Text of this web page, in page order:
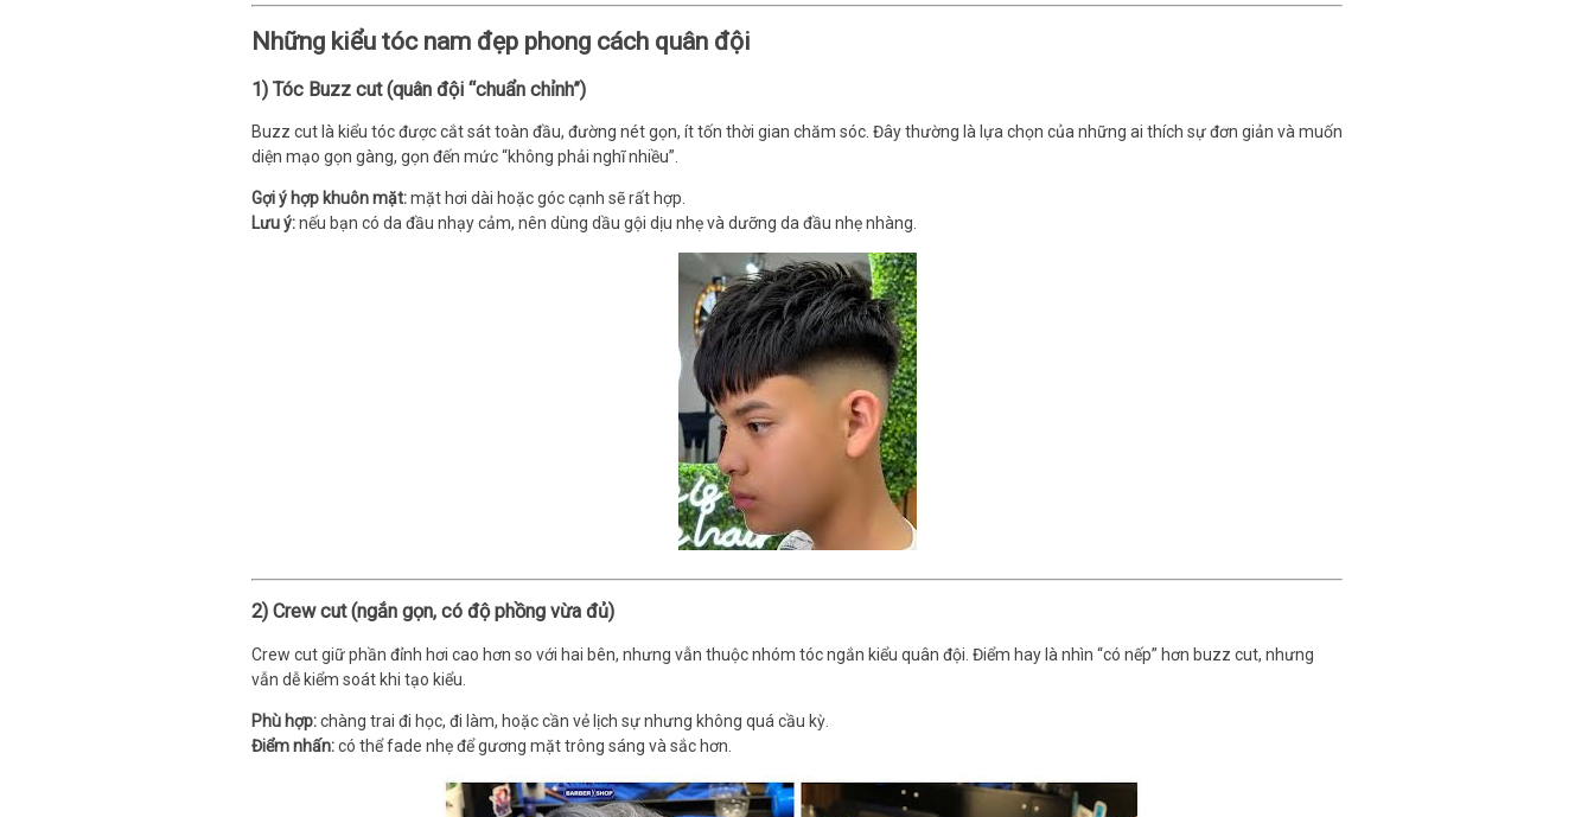
Những kiểu tóc nam đẹp phong cách quân đội
1) Tóc Buzz cut (quân đội “chuẩn chỉnh”)
Buzz cut là kiểu tóc được cắt sát toàn đầu, đường nét gọn, ít tốn thời gian chăm sóc. Đây thường là lựa chọn của những ai thích sự đơn giản và muốn
diện mạo gọn gàng, gọn đến mức “không phải nghĩ nhiều”.
Gợi ý hợp khuôn mặt:mặt hơi dài hoặc góc cạnh sẽ rất hợp.
Lưu ý:nếu bạn có da đầu nhạy cảm, nên dùng dầu gội dịu nhẹ và dưỡng da đầu nhẹ nhàng.
2) Crew cut (ngắn gọn, có độ phồng vừa đủ)
Crew cut giữ phần đỉnh hơi cao hơn so với hai bên, nhưng vẫn thuộc nhóm tóc ngắn kiểu quân đội. Điểm hay là nhìn “có nếp” hơn buzz cut, nhưng
vẫn dễ kiểm soát khi tạo kiểu.
Phù hợp:chàng trai đi học, đi làm, hoặc cần vẻ lịch sự nhưng không quá cầu kỳ.
Điểm nhấn:có thể fade nhẹ để gương mặt trông sáng và sắc hơn.